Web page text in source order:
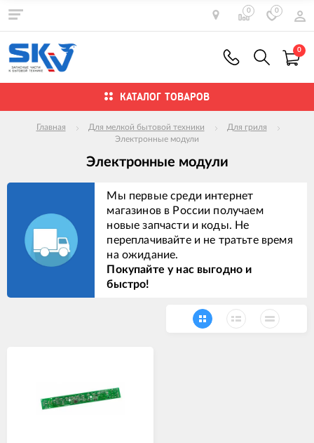
0 0
0
КАТАЛОГ ТОВАРОВ
Главная Для мелкой бытовой техники
Для гриля
Электронные модули
Электронные модули
Мы первые среди интернет
магазинов в России получаем
новые запчасти и коды. Не
переплачивайте и не тратьте время
на ожидание.
Покупайте у нас выгодно и
быстро!